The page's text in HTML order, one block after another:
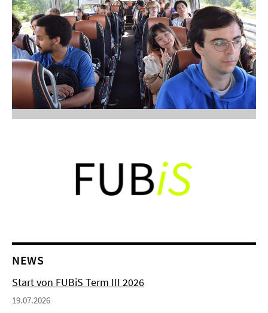
NEWS
Start von FUBiS Term III 2026
19.07.2026